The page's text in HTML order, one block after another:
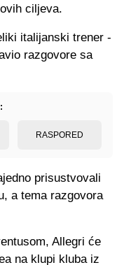
ciljeva.
italijanski trener -
razgovore sa
RASPORED
prisustvovali
a tema razgovora
Allegri će
na klupi kluba iz